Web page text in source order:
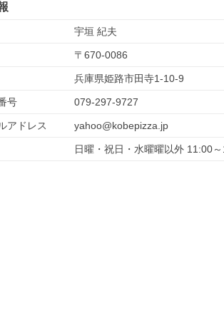
宇垣 紀夫
〒 670-0086
兵庫県姫路市田寺1-10-9
号 079-297-9727
アドレス yahoo@kobepizza.jp
日曜・祝日・水曜曜以外 11:00